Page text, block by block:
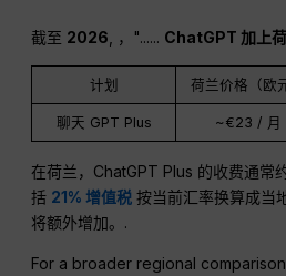
截至 2026 , ，"...... ChatGPT 加上
计划 荷兰价格（欧
聊天 GPT Plus ~€23 / 月
在荷兰，ChatGPT Plus 的收费通常
括 21% 增值税 按当前汇率换算成当
将额外增加。.
For a broader regional